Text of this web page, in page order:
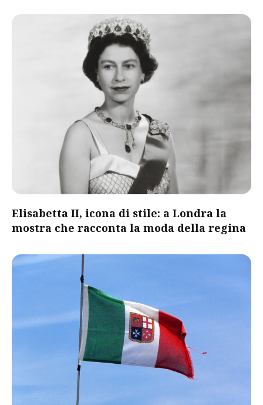
Elisabetta II, icona di stile: a Londra la
mostra che racconta la moda della regina